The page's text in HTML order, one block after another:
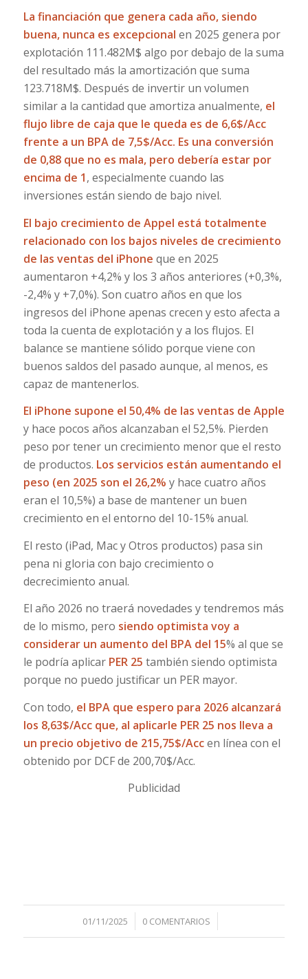
La financiación que genera cada año, siendo
buena, nunca es excepcional en 2025 genera por
explotación 111.482M$ algo por debajo de la suma
del resultado más la amortización que suma
123.718M$. Después de invertir un volumen
similar a la cantidad que amortiza anualmente, el
flujo libre de caja que le queda es de 6,6$/Acc
frente a un BPA de 7,5$/Acc. Es una conversión
de 0,88 que no es mala, pero debería estar por
encima de 1, especialmente cuando las
inversiones están siendo de bajo nivel.
El bajo crecimiento de Appel está totalmente
relacionado con los bajos niveles de crecimiento
de las ventas del iPhone que en 2025
aumentaron +4,2% y los 3 años anteriores (+0,3%,
-2,4% y +7,0%). Son cuatro años en que los
ingresos del iPhone apenas crecen y esto afecta a
toda la cuenta de explotación y a los flujos. El
balance se mantiene sólido porque viene con
buenos saldos del pasado aunque, al menos, es
capaz de mantenerlos.
El iPhone supone el 50,4% de las ventas de Apple
y hace pocos años alcanzaban el 52,5%. Pierden
peso por tener un crecimiento menor que el resto
de productos. Los servicios están aumentando el
peso (en 2025 son el 26,2% y hace cuatro años
eran el 10,5%) a base de mantener un buen
crecimiento en el entorno del 10-15% anual.
El resto (iPad, Mac y Otros productos) pasa sin
pena ni gloria con bajo crecimiento o
decrecimiento anual.
El año 2026 no traerá novedades y tendremos más
de lo mismo, pero siendo optimista voy a
considerar un aumento del BPA del 15% al que se
le podría aplicarPER 25 también siendo optimista
porque no puedo justificar un PER mayor.
Con todo, el BPA que espero para 2026 alcanzará
los 8,63$/Acc que, al aplicarle PER 25 nos lleva a
un precio objetivo de 215,75$/Accen línea con el
obtenido por DCF de 200,70$/Acc.
Publicidad
01/11/2025
/ 0 COMENTARIOS
/